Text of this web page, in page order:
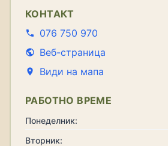
КОНТАКТ
076 750 970
Веб-страница
Види на мапа
РАБОТНО ВРЕМЕ
Понеделник:
Вторник: